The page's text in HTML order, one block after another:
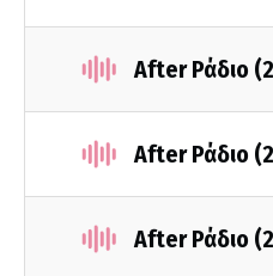
After Ράδιο
After Ράδιο
After Ράδιο